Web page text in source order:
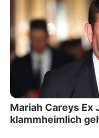
Mariah Careys Ex
klammheimlich